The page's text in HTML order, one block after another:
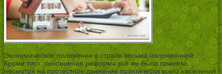
Экономическое положение в стране весьма напряжённое.
Кроме того, пенсионная реформа всё же была принята,
несмотря на протестное движение практически всего населения